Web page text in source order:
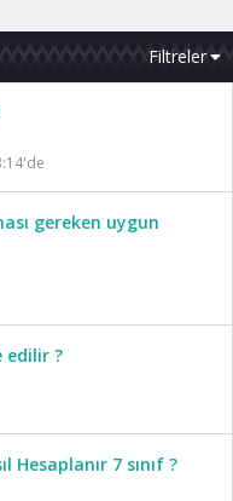
Filtreler
gereken uygun
edilir ?
7 sınıf ?